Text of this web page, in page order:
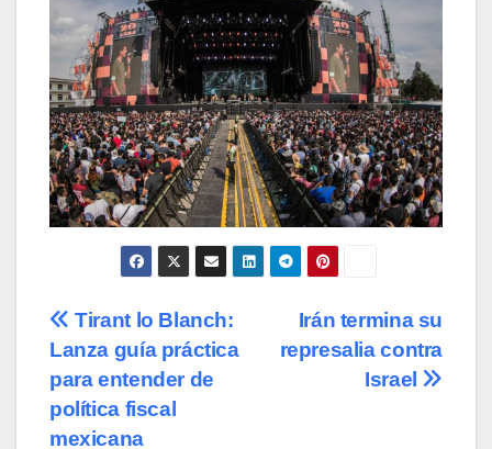
Navegación
de
entradas
Irán termina su
represalia contra
Israel
Tirant lo Blanch:
Lanza guía práctica
para entender de
política fiscal
mexicana